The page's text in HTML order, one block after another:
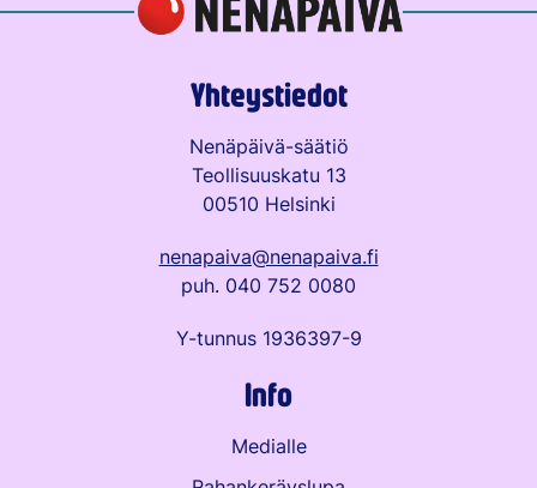
Yhteystiedot
Nenäpäivä-säätiö
Teollisuuskatu 13
00510 Helsinki
nenapaiva@nenapaiva.fi
puh. 040 752 0080
Y-tunnus 1936397-9
Info
Medialle